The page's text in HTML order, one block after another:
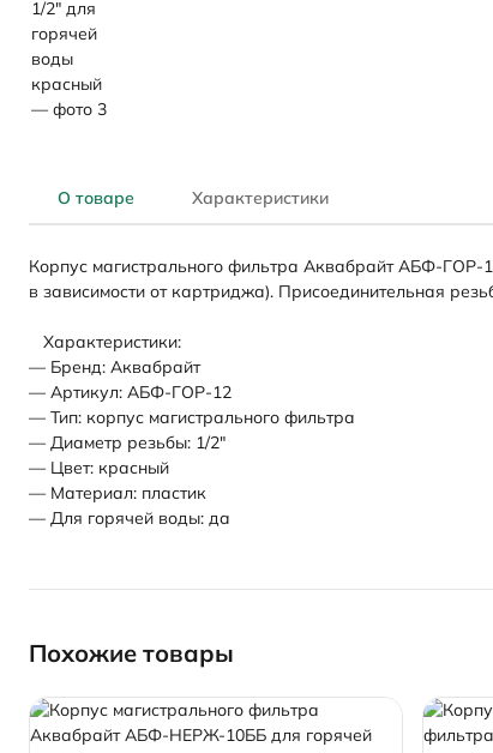
О товаре Характеристики
Корпус магистрального фильтра Аквабрайт АБФ-ГОР-
в зависимости от картриджа). Присоединительная
Характеристики:
— Бренд: Аквабрайт
— Артикул: АБФ-ГОР-12
— Тип: корпус магистрального фильтра
— Диаметр резьбы: 1/2"
— Цвет: красный
— Материал: пластик
— Для горячей воды: да
Похожие товары